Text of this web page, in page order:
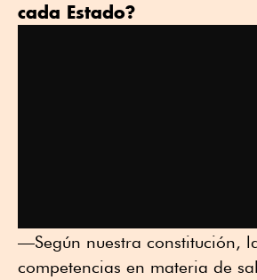
cada Estado?
—Según nuestra constitución,
competencias en materia de